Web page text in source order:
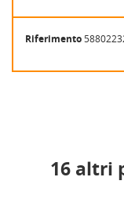
Riferimento
16 altri